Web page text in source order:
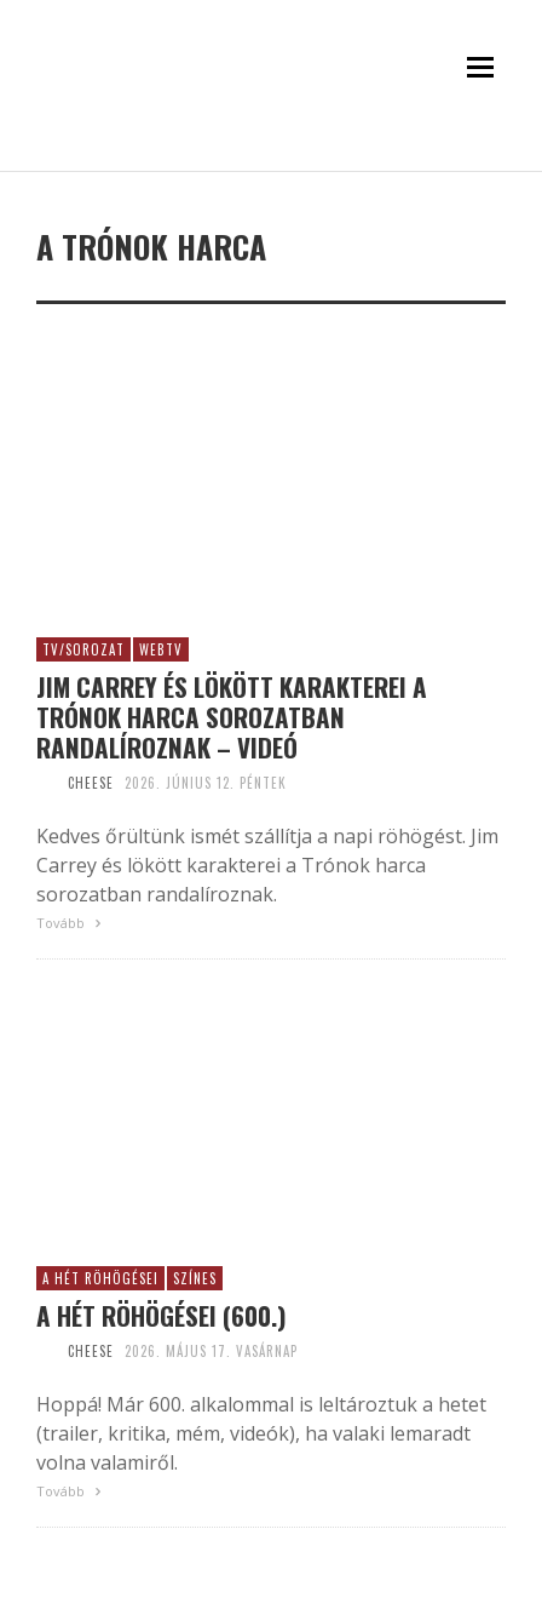
A TRÓNOK HARCA
TV/SOROZAT WEBTV
JIM CARREY ÉS LÖKÖTT KARAKTEREI A
TRÓNOK HARCA SOROZATBAN
RANDALÍROZNAK – VIDEÓ
CHEESE 2026. JÚNIUS 12. PÉNTEK
Kedves őrültünk ismét szállítja a napi röhögést. Jim
Carrey és lökött karakterei a Trónok harca
sorozatban randalíroznak.
Tovább
A HÉT RÖHÖGÉSEI SZÍNES
A HÉT RÖHÖGÉSEI (600.)
CHEESE 2026. MÁJUS 17. VASÁRNAP
Hoppá! Már 600. alkalommal is leltároztuk a hetet
(trailer, kritika, mém, videók), ha valaki lemaradt
volna valamiről.
Tovább